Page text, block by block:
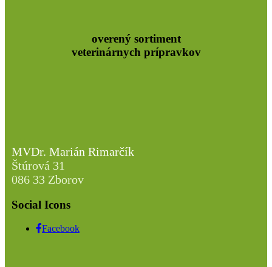
overený sortiment
veterinárnych prípravkov
MVDr. Marián Rimarčík
Štúrová 31
086 33 Zborov
Social Icons
Facebook